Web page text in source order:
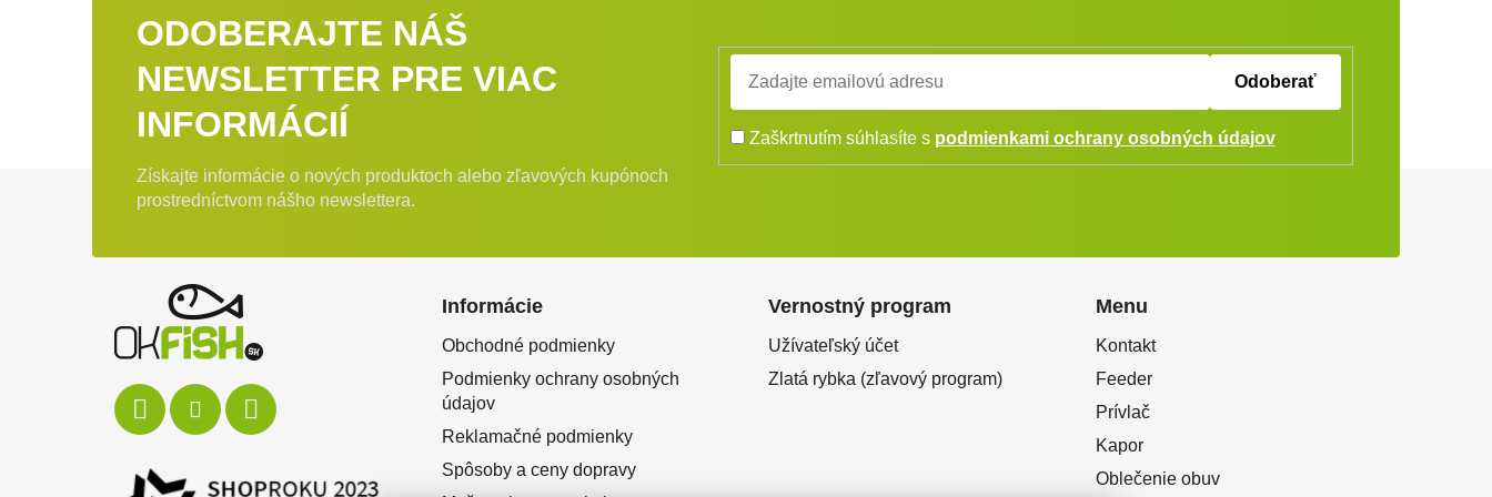
ODOBERAJTE NÁŠ
NEWSLETTER PRE VIAC
INFORMÁCIÍ
Získajte informácie o nových produktoch alebo zľavových kupónoch
prostredníctvom nášho newslettera.
Odoberať
Zaškrtnutím súhlasíte s podmienkami ochrany osobných údajov
Informácie
Obchodné podmienky
Podmienky ochrany osobných
údajov
Reklamačné podmienky
Spôsoby a ceny dopravy
Vernostný program
Užívateľský účet
Zlatá rybka (zľavový program)
Menu
Kontakt
Feeder
Prívlač
Kapor
Oblečenie obuv